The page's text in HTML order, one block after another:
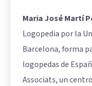
Maria José Martí
Logopedia por la
Barcelona, forma
logopedas de
Associats, un